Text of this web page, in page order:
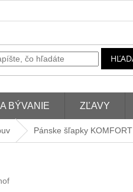
BÝVANIE ZĽAVY
Pánske šľapky KOMFORT